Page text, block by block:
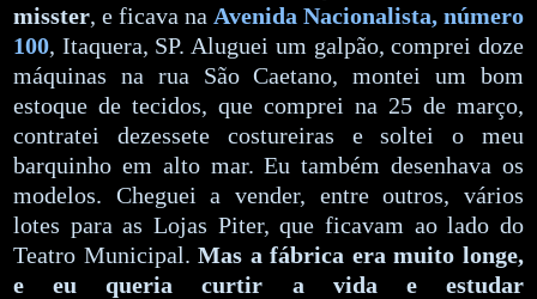
misster, e ficava na Avenida Nacionalista, número
100, Itaquera, SP. Aluguei um galpão, comprei doze
máquinas na rua São Caetano, montei um bom
estoque de tecidos, que comprei na 25 de março,
contratei dezessete costureiras e soltei o meu
barquinho em alto mar. Eu também desenhava os
modelos. Cheguei a vender, entre outros, vários
lotes para as Lojas Piter, que ficavam ao lado do
Teatro Municipal.Mas a fábrica era muito longe,
e eu queria curtir a vida e estudar